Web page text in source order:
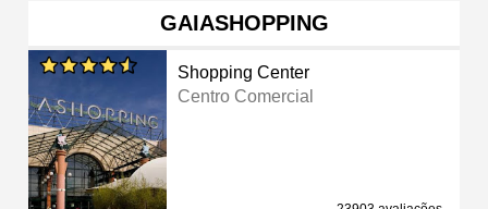
GAIASHOPPING
Shopping Center
Centro Comercial